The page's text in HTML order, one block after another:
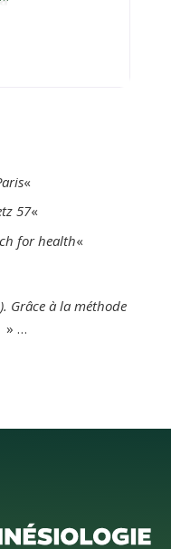
𝑎𝑛𝑐𝑖𝑒𝑛𝑠
𝑛𝑜𝑢𝑠 𝑛𝑜𝑢𝑠
«
57«
for health«
Grâce à la méthode
» …